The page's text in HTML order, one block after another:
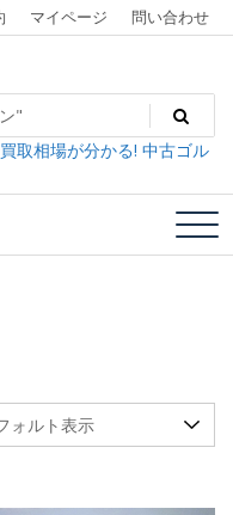
マイページ 問い合わせ
dev
フマーケット
取相場が分かる! 中古ゴル